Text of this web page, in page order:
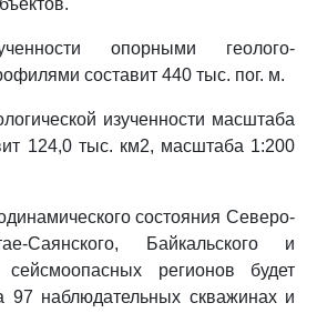
опорными геолого-
составит 440 тыс. пог. м.
изученности масштаба
124,0 тыс. км2, масштаба 1:200
состояния Северо-
Саянского, Байкальского и
сейсмоопасных регионов будет
97 наблюдательных скважинах и